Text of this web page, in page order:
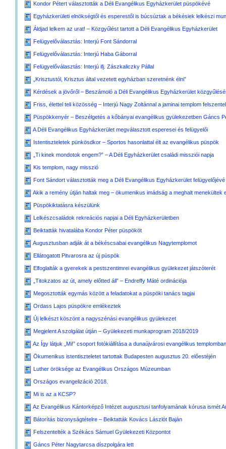
Kondor Pétert választották a Déli Evangélikus Egyházkerület püspökévé
Egyházkerületi elnökségtől és esperestől is búcsúztak a békésiek lelkészi
Áldjad lelkem az urat! – Közgyűlést tartott a Déli Evangélikus Egyházkerület
Felügyelőválasztás: Interjú Font Sándorral
Felügyelőválasztás: Interjú Haba Gáborral
Felügyelőválasztás: Interjú ifj. Zászkaliczky Pállal
„Krisztustól, Krisztus által vezetett egyházban szeretnénk élni”
Kérdések a jövőről – Beszámoló a Déli Evangélikus Egyházkerület
Friss, élettel teli közösség – Interjú Nagy Zoltánnal a jaminai templom
Püspökkenyér – Beszélgetés a kőbányai evangélikus gyülekezetben Gáncs
A Déli Evangélikus Egyházkerület megválasztott esperesei és felügyelői
Istentiszteletek pünkösdkor – Sportos hasonlattal élt az evangélikus püspök
„Ti kinek mondotok engem?” – A Déli Egyházkerület családi missziói napja
Kis templom, nagy misszió
Font Sándort választották meg a Déli Evangélikus Egyházkerület felügyelőjévé
Akik a remény útján haltak meg – ökumenikus imádság a meghalt menekültek
Püspökiktatásra készülünk
Lelkészcsaládok rekreációs napjai a Déli Egyházkerületben
Beiktatták hivatalába Kondor Péter püspököt
Augusztusban adják át a békéscsabai evangélikus Nagytemplomot
Ellátogatott Pitvarosra az új püspök
Elfoglalták a gyerekek a pestszentimrei evangélikus gyülekezet játszóterét
„Titokzatos az út, amely előtted áll” – Endreffy Máté ordinációja
Megosztották egymás között a feladatokat a püspöki tanács tagjai
Ordass Lajos püspökre emlékeztek
Új lelkészt köszönt a nagyszénási evangélikus gyülekezet
Megjelent A szolgálat útján – Gyülekezeti munkaprogram 2018/2019
Az Így látjuk „Mi!” csoport fotókiállítása a dunaújvárosi evangélikus
Ökumenikus istentiszteletet tartottak Budapesten augusztus 20. előestéjén
Luther öröksége az Evangélikus Országos Múzeumban
Országos evangelizáció 2018.
Mi is az a KCSP?
Az Evangélikus Kántorképző Intézet augusztusi tanfolyamának kórusa ismét
Bátorítás bizonyságtételre – Beiktatták Kovács Lászlót Baján
Felszentelték a Székács Sámuel Gyülekezeti Központot
Gáncs Péter Nagytarcsa díszpolgára lett